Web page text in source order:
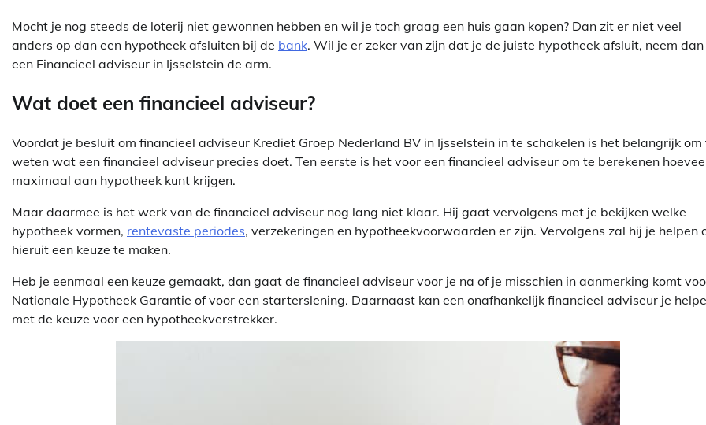
Mocht je nog steeds de loterij niet gewonnen hebben en wil je toch graag een huis gaan kopen? Dan zit er niet veel
anders op dan een hypotheek afsluiten bij de bank. Wil je er zeker van zijn dat je de juiste hypotheek afsluit, neem dan
een Financieel adviseur in Ijsselstein de arm.
Wat doet een financieel adviseur?
Voordat je besluit om financieel adviseur Krediet Groep Nederland BV in Ijsselstein in te schakelen is het belangrijk om
weten wat een financieel adviseur precies doet. Ten eerste is het voor een financieel adviseur om te berekenen
maximaal aan hypotheek kunt krijgen.
Maar daarmee is het werk van de financieel adviseur nog lang niet klaar. Hij gaat vervolgens met je bekijken welke
hypotheek vormen, rentevaste periodes, verzekeringen en hypotheekvoorwaarden er zijn. Vervolgens zal hij je helpen
hieruit een keuze te maken.
Heb je eenmaal een keuze gemaakt, dan gaat de financieel adviseur voor je na of je misschien in aanmerking komt
Nationale Hypotheek Garantie of voor een starterslening. Daarnaast kan een onafhankelijk financieel adviseur je
met de keuze voor een hypotheekverstrekker.